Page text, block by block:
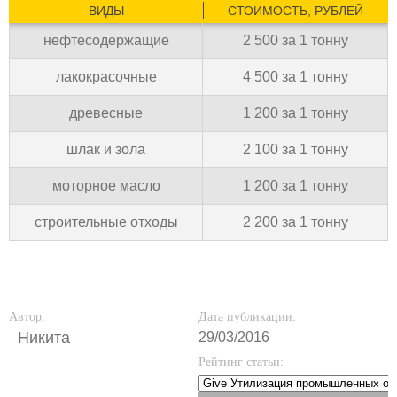
ВИДЫ СТОИМОСТЬ, РУБЛЕЙ
нефтесодержащие 2 500 за 1 тонну
лакокрасочные 4 500 за 1 тонну
древесные 1 200 за 1 тонну
шлак и зола 2 100 за 1 тонну
моторное масло 1 200 за 1 тонну
строительные отходы 2 200 за 1 тонну
Автор:
Никита
Дата публикации:
29/03/2016
Рейтинг статьи: